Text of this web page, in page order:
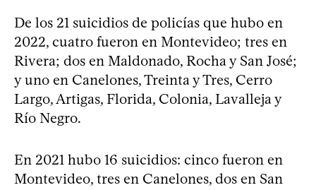
De los 21 suicidios de policías que hubo en
2022, cuatro fueron en Montevideo; tres en
Rivera; dos en Maldonado, Rocha y San José;
y uno en Canelones, Treinta y Tres, Cerro
Largo, Artigas, Florida, Colonia, Lavalleja y
Río Negro.
En 2021 hubo 16 suicidios: cinco fueron en
Montevideo, tres en Canelones, dos en San